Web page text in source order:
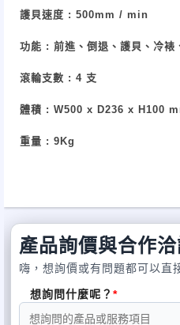
護貝速度 : 500mm / min
功能 : 前進、倒退、護貝、冷裱
滾輪支數 : 4 支
體積 : W500 x D236 x H100
重量 : 9Kg
產品詢價與合作
嗨，想詢價或有問題都可以直
想詢問什麼呢？